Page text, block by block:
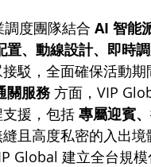
度團隊結合 AI 智能
置、動線設計、即時
駁，全面確保活動
關服務 方面，VIP
援，包括 專屬迎賓
且高度私密的入出境
Global 建立全台規